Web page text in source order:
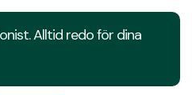
Alltid redo för dina